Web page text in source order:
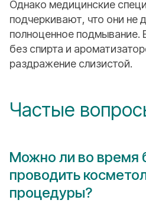
Однако медицинские
подчеркивают, что они не
полноценное подмывание.
без спирта и
раздражение слизистой.
Частые
Можно ли во время
проводить
процедуры?